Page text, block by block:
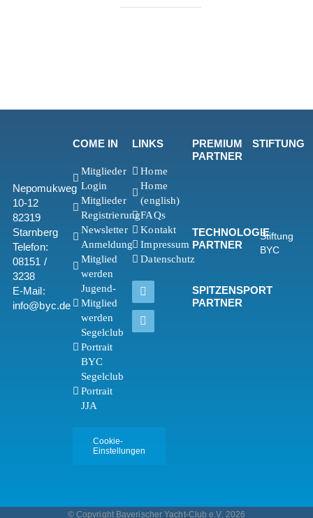
Nepomukweg
10-12
82319
Starnberg
Telefon:
08151 /
3238
E-Mail:
info@byc.de
COME IN
Mitglieder
Login
Mitglieder
Registrierung
Newsletter
Anmeldung
Mitglied
werden
Jugend-
Mitglied
werden
Segelclub
Portrait
BYC
Segelclub
Portrait
JJA
Cookie-
Einstellungen
LINKS
Home
Home
(english)
FAQs
Kontakt
Impressum
Datenschutz
PREMIUM
PARTNER
TECHNOLOGIE
PARTNER
SPITZENSPORT
PARTNER
STIFTUNG
Stiftung
BYC
© Copyright Bayerischer Yacht-Club e.V. 2026